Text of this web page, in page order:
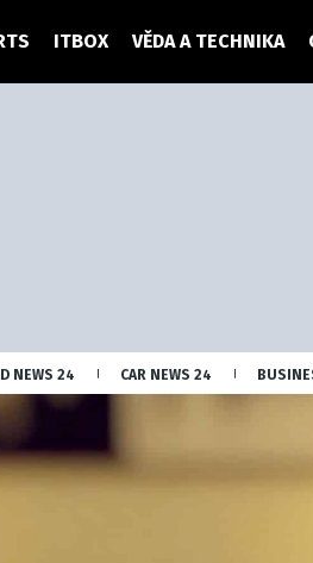
ITBOX VĚDA A TECHNIKA
NEWS 24 CAR NEWS 24